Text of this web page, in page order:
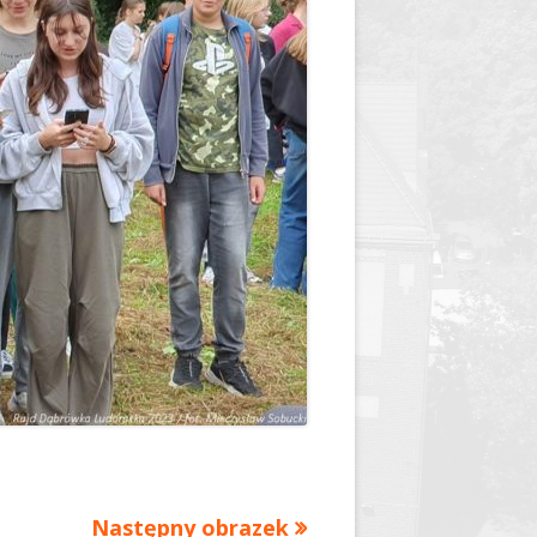
Jednodniówka z okazji 85-lecia
Jednodniówka z okazji 99-lecia
Galeria zdjęć od 1930 roku
Następny obrazek